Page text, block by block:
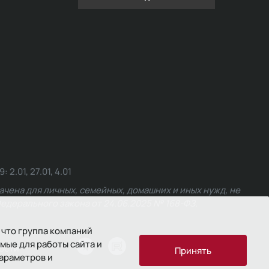
группа компаний
для работы сайта и
и
Принять
27.01, 4.01
для личных, семейных, домашних и иных нужд, не